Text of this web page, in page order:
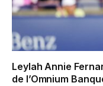
Leylah Annie
de l’Omnium